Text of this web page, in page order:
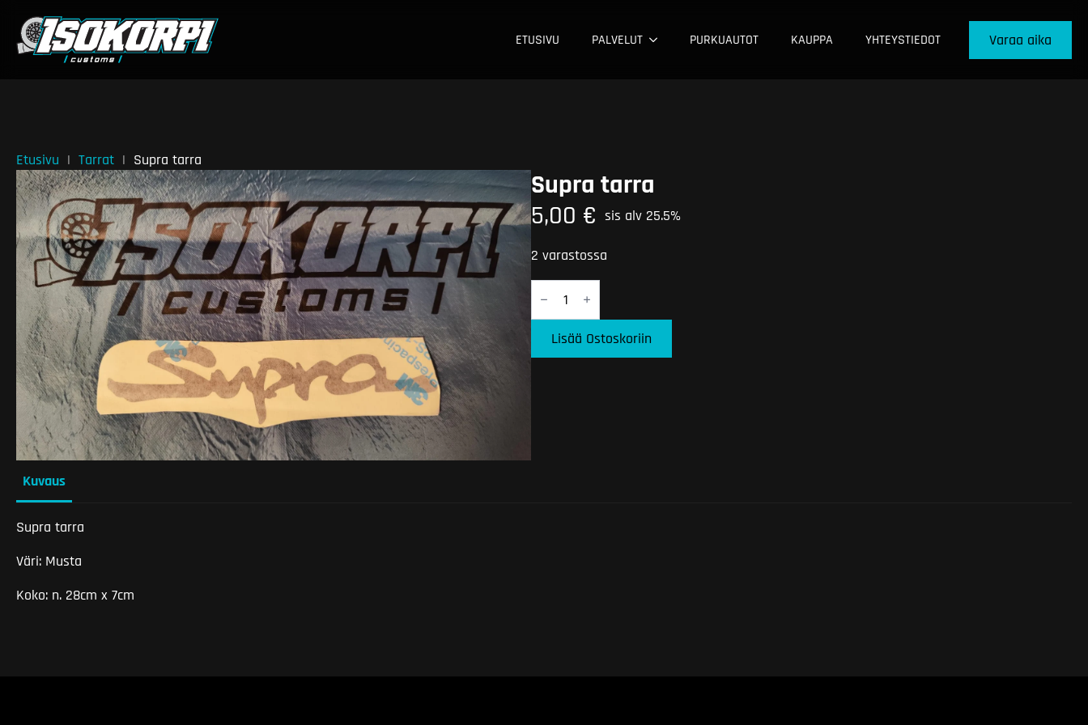
ETUSIVU PALVELUT PURKUAUTOT KAUPPA YHTEYSTIEDOT Varaa aika
Etusivu Tarrat Supra tarra
Supra tarra
5,00 € sis alv 25.5%
2 varastossa
Supra
tarra
Lisää Ostoskoriin
Kuvaus
Supra tarra
Väri: Musta
Koko: n. 28cm x 7cm